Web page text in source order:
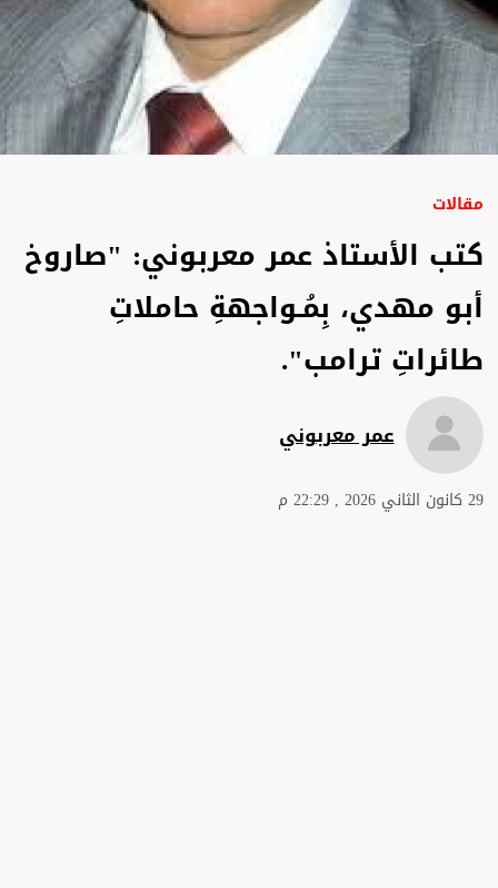
مقالات
كتب الأستاذ عمر معربوني: "صاروخ
أبو مهدي، بِمُـواجهةِ حاملاتِ
طائراتِ ترامب".
عمر معربوني
29 كانون الثاني 2026 , 22:29 م